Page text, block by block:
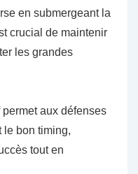
en submergeant la
crucial de maintenir
les grandes
aux défenses
le bon timing,
tout en